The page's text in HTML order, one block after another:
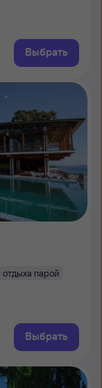
Выбрать
отдыха парой
Выбрать